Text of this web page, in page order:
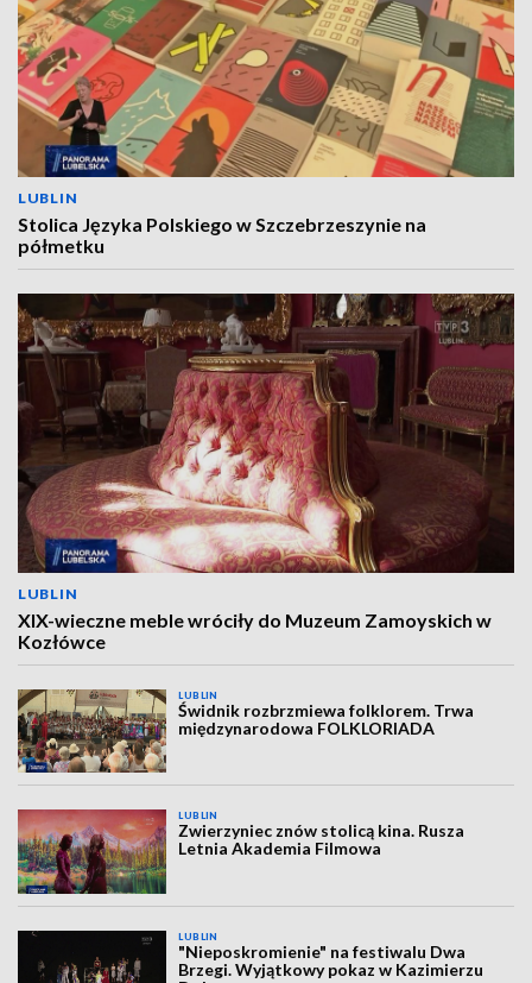
LUBLIN
Stolica Języka Polskiego w Szczebrzeszynie na
półmetku
LUBLIN
XIX-wieczne meble wróciły do Muzeum Zamoyskich w
Kozłówce
LUBLIN
Świdnik rozbrzmiewa folklorem. Trwa
międzynarodowa FOLKLORIADA
LUBLIN
Zwierzyniec znów stolicą kina. Rusza
Letnia Akademia Filmowa
LUBLIN
"Nieposkromienie" na festiwalu Dwa
Brzegi. Wyjątkowy pokaz w Kazimierzu